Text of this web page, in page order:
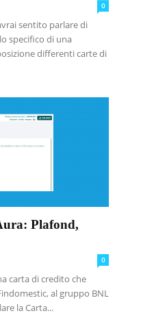
0
sentito parlare di
specifico di una
differenti carte di
Plafond,
0
carta di credito che
al gruppo BNL
la Carta...